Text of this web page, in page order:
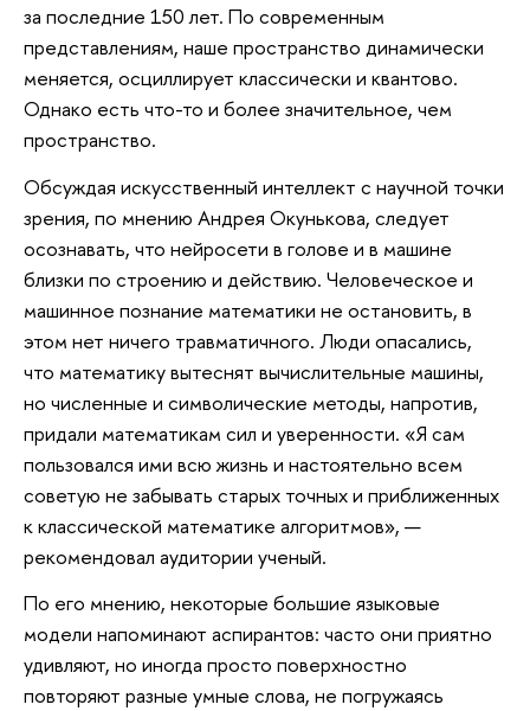
за последние 150 лет. По современным
представлениям, наше пространство динамически
меняется, осциллирует классически и квантово.
Однако есть что-то и более значительное, чем
пространство.
Обсуждая искусственный интеллект с научной точки
зрения, по мнению Андрея Окунькова, следует
осознавать, что нейросети в голове и в машине
близки по строению и действию. Человеческое и
машинное познание математики не остановить, в
этом нет ничего травматичного. Люди опасались,
что математику вытеснят вычислительные машины,
но численные и символические методы, напротив,
придали математикам сил и уверенности. «Я сам
пользовался ими всю жизнь и настоятельно всем
советую не забывать старых точных и приближенных
к классической математике алгоритмов», —
рекомендовал аудитории ученый.
По его мнению, некоторые большие языковые
модели напоминают аспирантов: часто они приятно
удивляют, но иногда просто поверхностно
повторяют разные умные слова, не погружаясь